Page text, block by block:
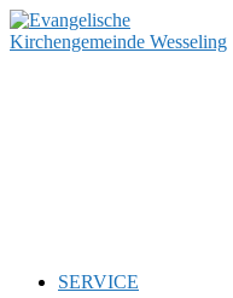
Zum
Inhalt
SERVICE